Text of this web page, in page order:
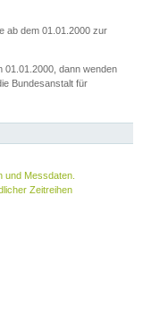
ab dem 01.01.2000 zur
01.01.2000, dann wenden
Bundesanstalt für
und Messdaten.
Zeitreihen